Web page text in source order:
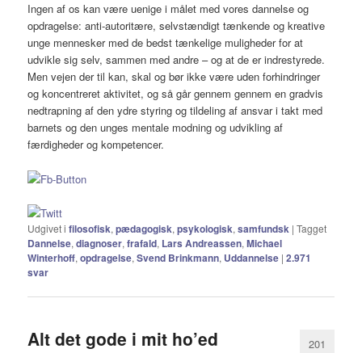
Ingen af os kan være uenige i målet med vores dannelse og
opdragelse: anti-autoritære, selvstændigt tænkende og kreative
unge mennesker med de bedst tænkelige muligheder for at
udvikle sig selv, sammen med andre – og at de er indrestyrede.
Men vejen der til kan, skal og bør ikke være uden forhindringer
og koncentreret aktivitet, og så går gennem gennem en gradvis
nedtrapning af den ydre styring og tildeling af ansvar i takt med
barnets og den unges mentale modning og udvikling af
færdigheder og kompetencer.
Udgivet i filosofisk,pædagogisk,psykologisk,samfundsk |Tagget
Dannelse,diagnoser,frafald, Lars Andreassen,Michael
Winterhoff,opdragelse,Svend Brinkmann, Uddannelse |2.971
svar
Alt det gode i mit ho’ed 201